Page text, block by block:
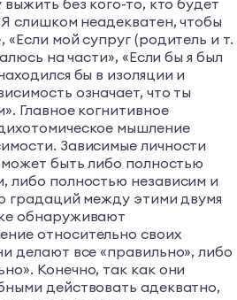
без кого-то, кто будет
слишком неадекватен, чтобы
«Если мой супруг (родитель и т.
на части», «Если бы я был
бы в изоляции и
означает, что ты
Главное когнитивное
мышление
Зависимые личности
может быть либо полностью
либо полностью независим и
градаций между этими двумя
обнаруживают
относительно своих
делают все «правильно», либо
Конечно, так как они
действовать адекватно,